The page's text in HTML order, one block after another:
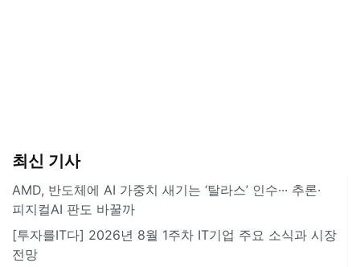
최신 기사
AMD, 반도체에 AI 가중치 새기는 ‘탈라스’ 인수··· 추론·
피지컬AI 판도 바꿀까
[투자를IT다] 2026년 8월 1주차 IT기업 주요 소식과 시장
전망